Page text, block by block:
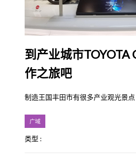
到产业城市TOYOTA
作之旅吧
制造王国丰田市有很多产业观光景
广域
类型 :